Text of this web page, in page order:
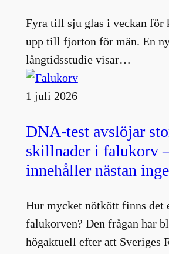
Fyra till sju glas i veckan för
upp till fjorton för män. En
långtidsstudie visar…
1 juli 2026
DNA-test avslöjar
skillnader i falukorv
innehåller nästan
Hur mycket nötkött finns det
falukorven? Den frågan har
högaktuell efter att Sveriges